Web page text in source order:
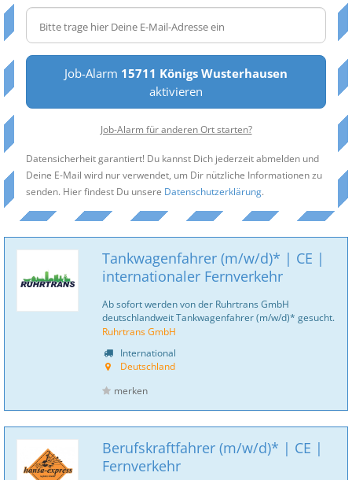
Job-Alarm 15711 Königs Wusterhausen
aktivieren
Job-Alarm für anderen Ort starten?
Datensicherheit garantiert! Du kannst Dich jederzeit abmelden und
Deine E-Mail wird nur verwendet, um Dir nützliche Informationen zu
senden. Hier findest Du unsere Datenschutzerklärung.
Tankwagenfahrer (m/w/d)* | CE |
internationaler Fernverkehr
Ab sofort werden von der Ruhrtrans GmbH
deutschlandweit Tankwagenfahrer (m/w/d)* gesucht.
Ruhrtrans GmbH
International
Deutschland
merken
Berufskraftfahrer (m/w/d)* | CE |
Fernverkehr